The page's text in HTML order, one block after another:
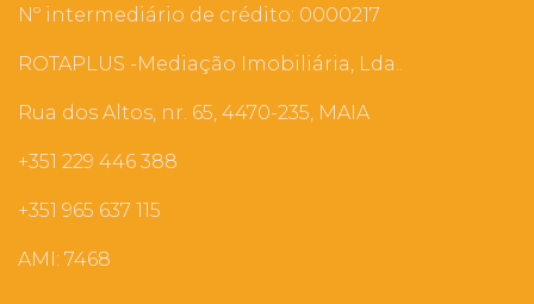
Nº intermediário de crédito: 0000217
ROTAPLUS -Mediação Imobiliária, Lda..
Rua dos Altos, nr. 65, 4470-235, MAIA
+351 229 446 388
+351 965 637 115
AMI: 7468